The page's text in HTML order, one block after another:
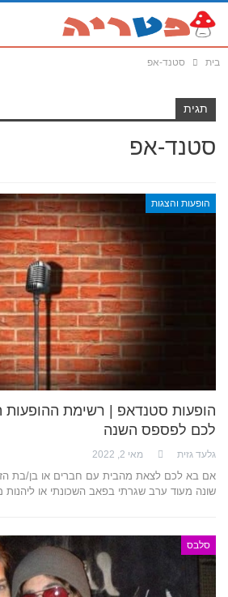
בית סטנד-אפ
תגית
סטנד-אפ
הופעות והצגות
הופעות סטנדאפ | רשימת ההופעות
לכם לפספס השנה
גלעד גזית מאי 2, 2022
אם בא לכם לצאת מהבית עם חברים או בן/בת
שונה מעוד ערב שגרתי בפאב השכונתי או ליהנות
סלבס